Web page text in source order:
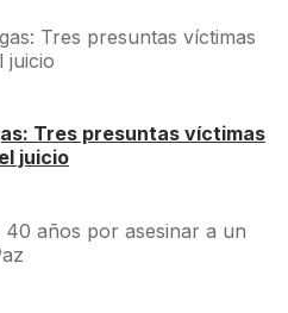
Tres presuntas víctimas
juicio